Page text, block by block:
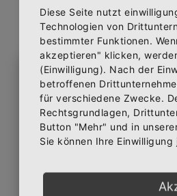
Abonniere jetzt
Bekomme die aktuellsten
zudem einen 10%
Bestellung.
Diese Seite nutzt
Technologien von
bestimmter Funktionen.
akzeptieren" klicken,
(Einwilligung). Nach der
betroffenen
für verschiedene Zwecke.
Rechtsgrundlagen,
Button "Mehr" und in
Sie können Ihre